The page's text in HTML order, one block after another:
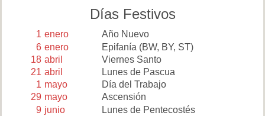
Días Festivos
1 enero
Año Nuevo
6 enero Epifanía (BW, BY, ST)
18 abril
Viernes Santo
21 abril
Lunes de Pascua
1 mayo
Día del Trabajo
29 mayo
Ascensión
9 junio
Lunes de Pentecostés